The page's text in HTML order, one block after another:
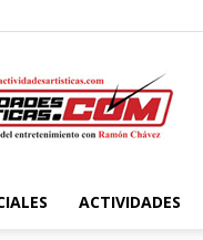
Actividadesartisticas.com
ACTIVIDADES